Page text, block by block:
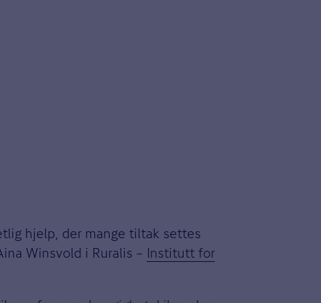
hjelp, der mange tiltak settes
Winsvold i Ruralis – Institutt for